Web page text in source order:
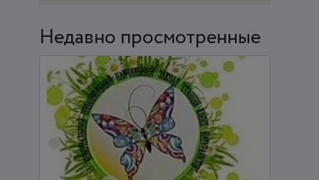
Недавно просмотренные